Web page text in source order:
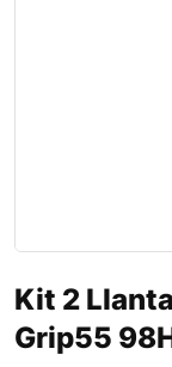
Kit 2
Grip55